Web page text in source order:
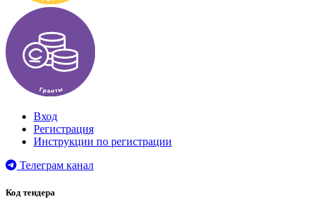
Вход
Регистрация
Инструкции по регистрации
Телеграм канал
Код тендера